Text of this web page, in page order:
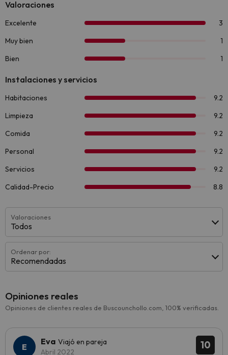
Valoraciones
Todos
Ordenar por:
Recomendadas
Opiniones reales
Opiniones de clientes reales de Buscounchollo.com, 100% verificadas.
10
Eva Viajó en pareja
Abril 2022